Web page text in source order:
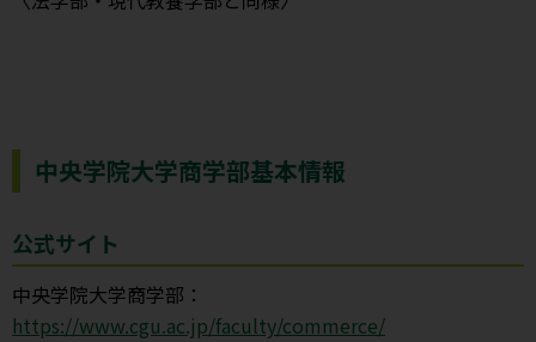
中央学院大学商学部基本情報
公式サイト
中央学院大学商学部：
https://www.cgu.ac.jp/faculty/commerce/